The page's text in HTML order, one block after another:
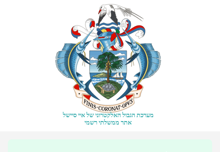
מערכת הגבול האלקטרוני של איי סיישל
אתר ממשלתי רשמי